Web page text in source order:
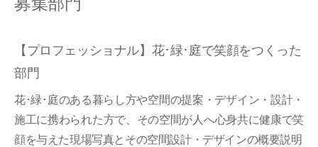
【プロフェッショナル】花･緑･庭で笑顔をつくった
部門
花･緑･庭のある暮らし方や空間の提案・デザイン・設計・
施工に携わられた方で、その空間が人へ心身共に健康で笑
顔を与えた現場写真とその空間設計・デザインの概要説明